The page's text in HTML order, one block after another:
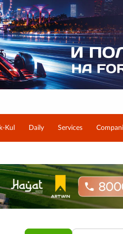
Kul Daily Services